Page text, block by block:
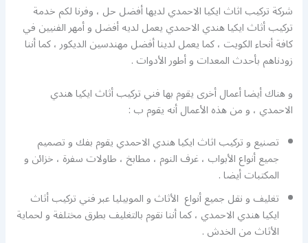
شركة تركيب اثاث ايكيا الاحمدي لديها أفضل حل ، وفرنا لكم خدمة
تركيب أثاث ايكيا هندي الاحمدي يعمل لديه أفضل و أمهر الفنيين في
كافة أنحاء الكويت ، كما يعمل لدينا أفضل مهندسين الديكور ، كما أننا
زودناهم بأحدث المعدات و أطور الأدوات .
و هناك أيضا أعمال أخرى يقوم بها فني تركيب أثاث ايكيا هندي
الاحمدي ، و من هذه الأعمال أنه يقوم ب :
تصنيع و تركيب اثاث ايكيا هندي الاحمدي يقوم بفك و تصميم
جميع أنواع الأبواب ، غرف النوم ، مطابخ ، طاولات سفرة ، خزائن و
المكتبات أيضا .
تغليف و نقل جميع أنواع الأثاث و الموبيليا عبر فني تركيب أثاث
ايكيا هندي الاحمدي ، كما أننا نقوم بالتغليف بطرق مختلفة و لحماية
الأثاث من الخدش .